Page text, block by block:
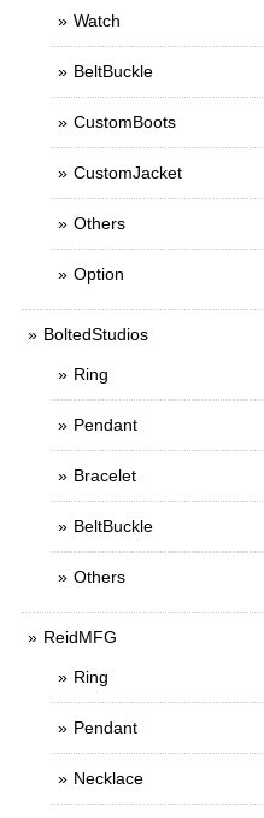
Watch
BeltBuckle
CustomBoots
CustomJacket
Others
Option
BoltedStudios
Ring
Pendant
Bracelet
BeltBuckle
Others
ReidMFG
Ring
Pendant
Necklace